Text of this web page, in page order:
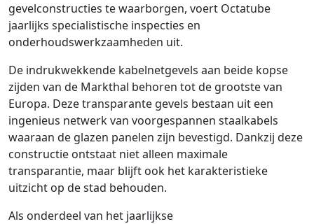
gevelconstructies te waarborgen, voert Octatube
jaarlijks specialistische inspecties en
onderhoudswerkzaamheden uit.
De indrukwekkende kabelnetgevels aan beide kopse
zijden van de Markthal behoren tot de grootste van
Europa. Deze transparante gevels bestaan uit een
ingenieus netwerk van voorgespannen staalkabels
waaraan de glazen panelen zijn bevestigd. Dankzij deze
constructie ontstaat niet alleen maximale
transparantie, maar blijft ook het karakteristieke
uitzicht op de stad behouden.
Als onderdeel van het jaarlijkse